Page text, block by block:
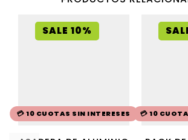
SALE 10%
💳 10 CUOTAS SIN INTERESES 💳 10